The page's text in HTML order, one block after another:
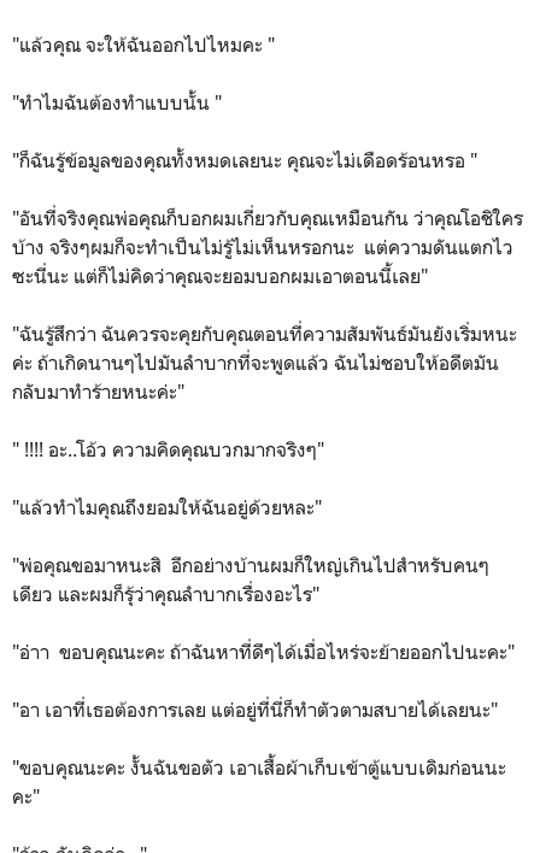
"แล้วคุณ จะให้ฉันออกไปไหมคะ "
"ทำไมฉันต้องทำแบบนั้น "
"ก็ฉันรู้ข้อมูลของคุณทั้งหมดเลยนะ คุณจะไม่เดือดร้อนหรอ "
"อันที่จริงคุณพ่อคุณก็บอกผมเกี่ยวกับคุณเหมือนกัน ว่าคุณโอชิใคร
บ้าง จริงๆผมก็จะทำเป็นไม่รู้ไม่เห็นหรอกนะ แต่ความดันแตกไว
ซะนี่นะ แต่ก็ไม่คิดว่าคุณจะยอมบอกผมเอาตอนนี้เลย"
"ฉันรู้สึกว่า ฉันควรจะคุยกับคุณตอนที่ความสัมพันธ์มันยังเริ่มหนะ
ค่ะ ถ้าเกิดนานๆไปมันลำบากที่จะพูดแล้ว ฉันไม่ชอบให้อดีตมัน
กลับมาทำร้ายหนะค่ะ"
" !!!! อะ..โอ้ว ความคิดคุณบวกมากจริงๆ"
"แล้วทำไมคุณถึงยอมให้ฉันอยู่ด้วยหละ"
"พ่อคุณขอมาหนะสิ อีกอย่างบ้านผมก็ใหญ่เกินไปสำหรับคนๆ
เดียว และผมก็รุ้ว่าคุณลำบากเรื่องอะไร"
"อ่าา ขอบคุณนะคะ ถ้าฉันหาที่ดีๆได้เมื่อไหร่จะย้ายออกไปนะคะ"
"อา เอาที่เธอต้องการเลย แต่อยู่ที่นี่ก็ทำตัวตามสบายได้เลยนะ"
"ขอบคุณนะคะ งั้นฉันขอตัว เอาเสื้อผ้าเก็บเข้าตู้แบบเดิมก่อนนะ
คะ"